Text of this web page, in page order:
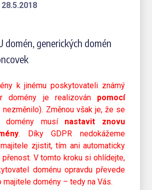
domén, generických domén
k jinému poskytovateli známý
domény je realizován pomocí
Změnou však je, že se
domény musí nastavit znovu
. Díky GDPR nedokážeme
zjistit, tím ani automaticky
přenost. V tomto kroku si ohlídejte,
doménu opravdu převede
majitele domény – tedy na Vás.